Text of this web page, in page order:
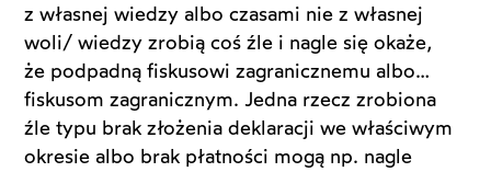
z własnej wiedzy albo czasami nie z własnej
woli/ wiedzy zrobią coś źle i nagle się okaże,
że podpadną fiskusowi zagranicznemu albo…
fiskusom zagranicznym. Jedna rzecz zrobiona
źle typu brak złożenia deklaracji we właściwym
okresie albo brak płatności mogą np. nagle